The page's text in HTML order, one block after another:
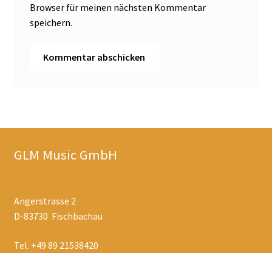
Browser für meinen nächsten Kommentar
speichern.
GLM Music GmbH
Angerstrasse 2
D-83730 Fischbachau
Tel. +49 89 21538420